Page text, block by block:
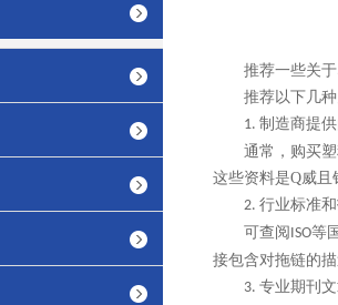
推荐一些关
推荐以下几
1. 制造商提
通常，购买
这些资料是Q威
2. 行业标准
可查阅 ISO等
接包含对拖链的
3. 专业期刊